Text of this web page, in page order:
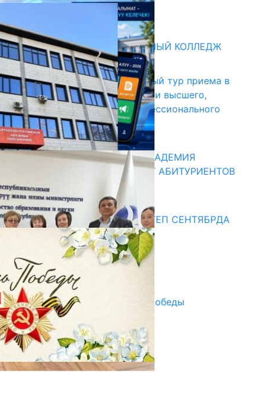
Абитуриент
БИШКЕКСКИЙ УНИВЕРСАЛЬНЫЙ КОЛЛЕДЖ
17.07.2026
В Кыргызстане начался первый тур приема в
образовательные организации высшего,
среднего и начального профессионального
образования
13.07.2026
КЫРГЫЗКО-РОССИЙСКАЯ АКАДЕМИЯ
ОБРАЗОВАНИЯ ПРИГЛАШАЕТ АБИТУРИЕНТОВ
10.07.2026
Медиа
СУЗАКТА 750 ОРУНДУУ МЕКТЕП СЕНТЯБРДА
ПАЙДАЛАНУУГА БЕРИЛЕТ
07.08.2025
Улуу Жеңиштин жандуу сөзү
29.04.2025
Награды в преддверии Дня Победы
29.04.2025